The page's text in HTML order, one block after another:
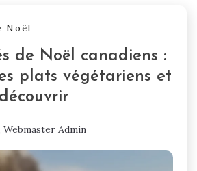
Noël
de Noël canadiens :
plats végétariens et
Webmaster Admin